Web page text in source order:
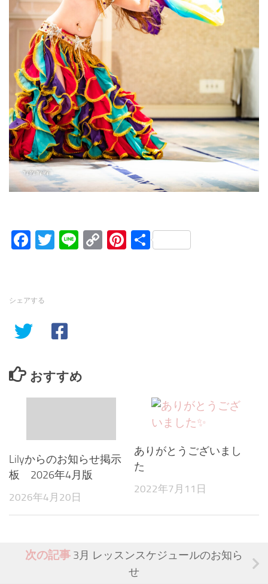
Facebook
Twitter
LineCopyPinterest
共
シェアする
おすすめ
Lilyからのお知らせ掲示
板 2026年4月版
2026年4月20日
ありがとうございまし
た
2022年7月11日
次の記事 3月 レッスンスケジュールのお知ら
せ